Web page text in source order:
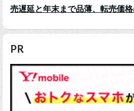
売遅延と年末まで品薄、転売価
PR